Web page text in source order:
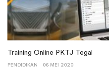
Training Online PKTJ Tegal
PENDIDIKAN 06 MEI 2020